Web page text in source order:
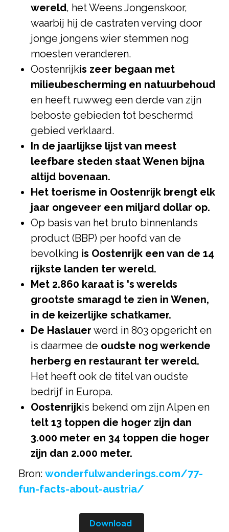
wereld, het Weens Jongenskoor,
waarbij hij de castraten verving door
jonge jongens wier stemmen nog
moesten veranderen.
Oostenrijkis zeer begaan met
milieubescherming en natuurbehoud
en heeft ruwweg een derde van zijn
beboste gebieden tot beschermd
gebied verklaard.
In de jaarlijkse lijst van meest
leefbare steden staat Wenen bijna
altijd bovenaan.
Het toerisme in Oostenrijk brengt elk
jaar ongeveer een miljard dollar op.
Op basis van het bruto binnenlands
product (BBP) per hoofd van de
bevolking is Oostenrijk een van de 14
rijkste landen ter wereld.
Met 2.860 karaat is 's werelds
grootste smaragd te zien in Wenen,
in de keizerlijke schatkamer.
De Haslauer werd in 803 opgericht en
is daarmee de oudste nog werkende
herberg en restaurant ter wereld.
Het heeft ook de titel van oudste
bedrijf in Europa.
Oostenrijkis bekend om zijn Alpen en
telt 13 toppen die hoger zijn dan
3.000 meter en 34 toppen die hoger
zijn dan 2.000 meter.
Bron: wonderfulwanderings.com/77-
fun-facts-about-austria/
Download